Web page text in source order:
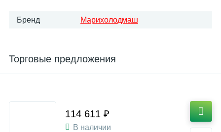
Бренд Марихолодмаш
Торговые предложения
114 611 ₽
В наличии